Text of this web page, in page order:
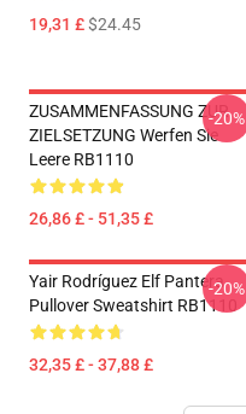
19,31 £$24.45
ZUSAMMENFASSUNG ZUR
ZIELSETZUNG Werfen Sie
Leere RB1110
26,86 £ - 51,35 £
-20%
Yair Rodríguez Elf Pantera
Pullover Sweatshirt RB1110
32,35 £ - 37,88 £
-20%